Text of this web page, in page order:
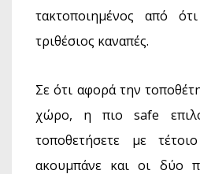
τακτοποιημένος από
τριθέσιος καναπές.
Σε ότι αφορά την
χώρο, η πιο safe
τοποθετήσετε με
ακουμπάνε και οι δύο